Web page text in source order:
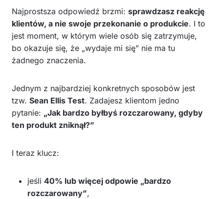
Najprostsza odpowiedź brzmi: sprawdzasz reakcję
klientów, a nie swoje przekonanie o produkcie. I to
jest moment, w którym wiele osób się zatrzymuje,
bo okazuje się, że „wydaje mi się” nie ma tu
żadnego znaczenia.
Jednym z najbardziej konkretnych sposobów jest
tzw. Sean Ellis Test. Zadajesz klientom jedno
pytanie: „Jak bardzo byłbyś rozczarowany, gdyby
ten produkt zniknął?”
I teraz klucz:
jeśli 40% lub więcej odpowie „bardzo
rozczarowany”,